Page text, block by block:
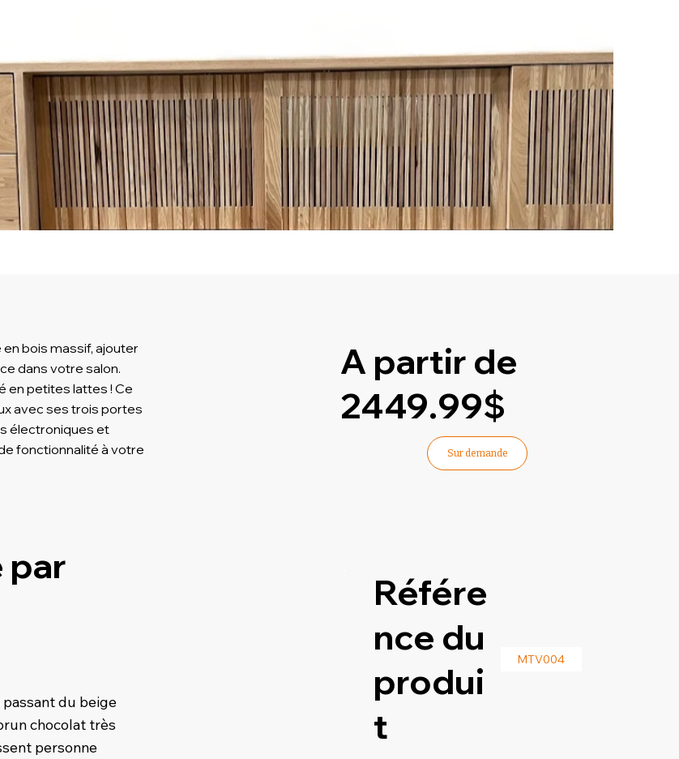
bois massif, ajouter
dans votre salon.
en petites lattes ! Ce
avec ses trois portes
électroniques et
fonctionnalité à votre
par
du beige
chocolat très
personne
A partir de
2449.99$
Sur demande
Référe
nce du
produi
t
MTV004